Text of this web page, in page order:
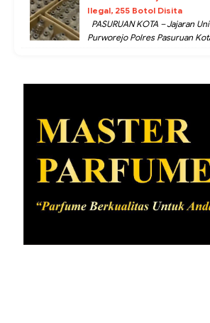
Ilegal, 255 Botol Disita
PASURUAN KOTA – Jajaran
Purworejo Polres Pasuruan